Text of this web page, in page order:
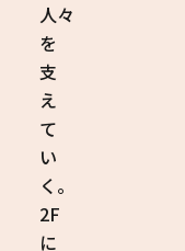
人々
を
支
え
て
い
く。
2F
に